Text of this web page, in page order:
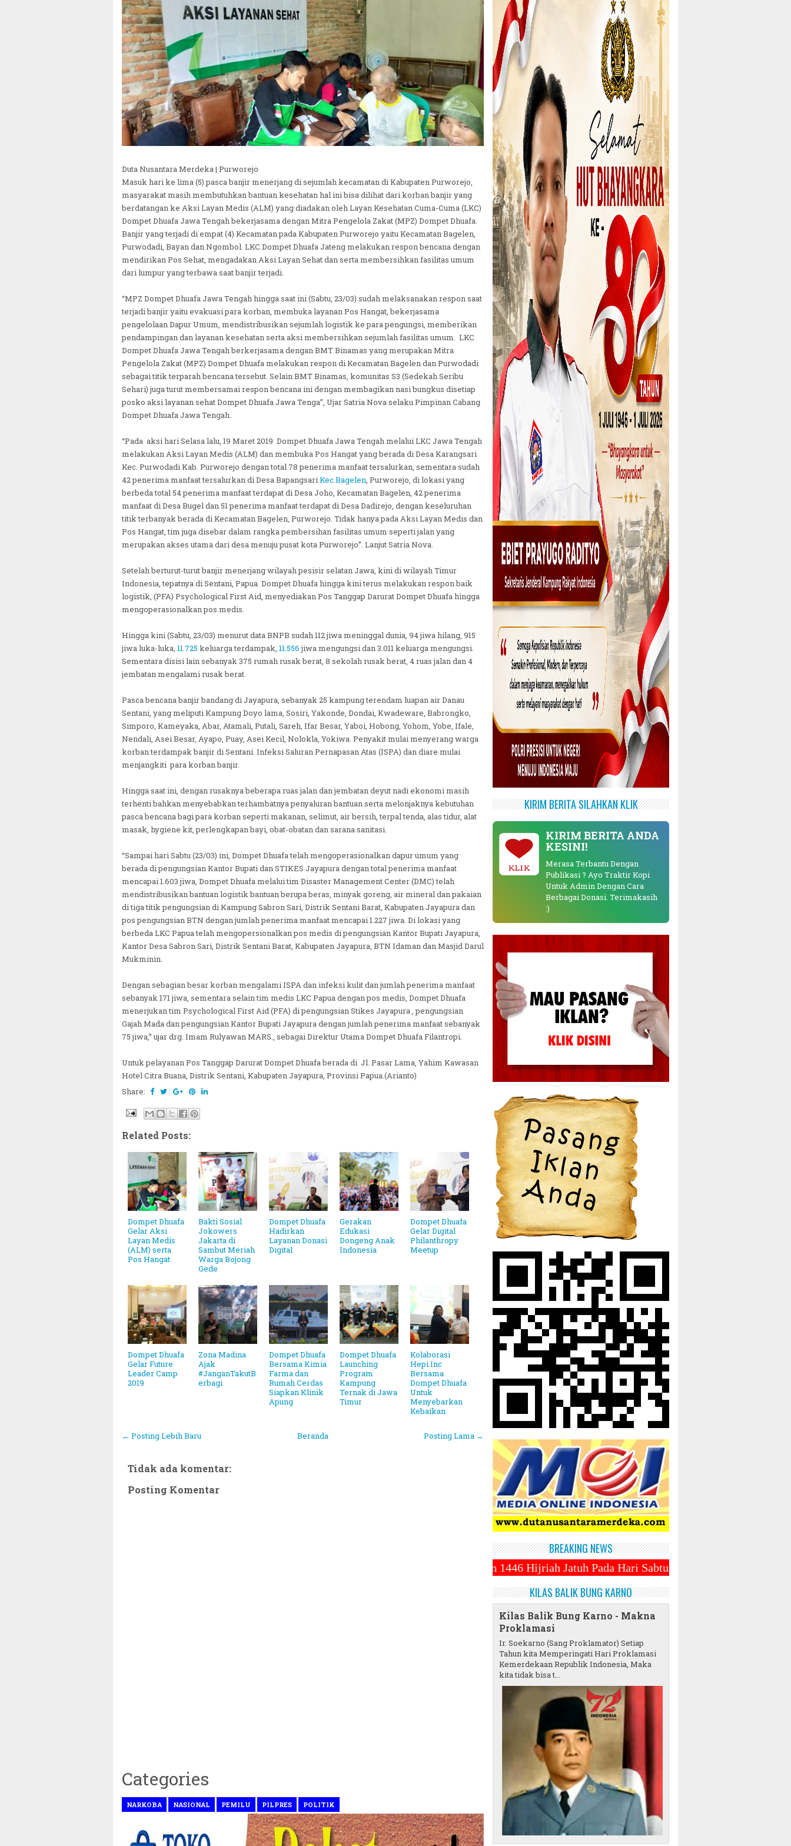
Duta Nusantara Merdeka | Purworejo
Masuk hari ke lima (5) pasca banjir menerjang di sejumlah kecamatan di Kabupaten Purworejo,
masyarakat masih membutuhkan bantuan kesehatan hal ini bisa dilihat dari korban banjir yang
berdatangan ke Aksi Layan Medis (ALM) yang diadakan oleh Layan Kesehatan Cuma-Cuma (LKC)
Dompet Dhuafa Jawa Tengah bekerjasama dengan Mitra Pengelola Zakat (MPZ) Dompet Dhuafa.
Banjir yang terjadi di empat (4) Kecamatan pada Kabupaten Purworejo yaitu Kecamatan Bagelen,
Purwodadi, Bayan dan Ngombol. LKC Dompet Dhuafa Jateng melakukan respon bencana dengan
mendirikan Pos Sehat, mengadakan Aksi Layan Sehat dan serta membersihkan fasilitas umum
dari lumpur yang terbawa saat banjir terjadi.
“MPZ Dompet Dhuafa Jawa Tengah hingga saat ini (Sabtu, 23/03) sudah melaksanakan respon saat
terjadi banjir yaitu evakuasi para korban, membuka layanan Pos Hangat, bekerjasama
pengelolaan Dapur Umum, mendistribusikan sejumlah logistik ke para pengungsi, memberikan
pendampingan dan layanan kesehatan serta aksi membersihkan sejumlah fasilitas umum. LKC
Dompet Dhuafa Jawa Tengah berkerjasama dengan BMT Binamas yang merupakan Mitra
Pengelola Zakat (MPZ) Dompet Dhuafa melakukan respon di Kecamatan Bagelen dan Purwodadi
sebagai titik terparah bencana tersebut. Selain BMT Binamas, komunitas S3 (Sedekah Seribu
Sehari) juga turut membersamai respon bencana ini dengan membagikan nasi bungkus disetiap
posko aksi layanan sehat Dompet Dhuafa Jawa Tenga”, Ujar Satria Nova selaku Pimpinan Cabang
Dompet Dhuafa Jawa Tengah.
“Pada aksi hari Selasa lalu, 19 Maret 2019 Dompet Dhuafa Jawa Tengah melalui LKC Jawa Tengah
melakukan Aksi Layan Medis (ALM) dan membuka Pos Hangat yang berada di Desa Karangsari
Kec. Purwodadi Kab. Purworejo dengan total 78 penerima manfaat tersalurkan, sementara sudah
42 penerima manfaat tersalurkan di Desa BapangsariKec.Bagelen, Purworejo, di lokasi yang
berbeda total 54 penerima manfaat terdapat di Desa Joho, Kecamatan Bagelen, 42 penerima
manfaat di Desa Bugel dan 51 penerima manfaat terdapat di Desa Dadirejo, dengan keseluruhan
titik terbanyak berada di Kecamatan Bagelen, Purworejo. Tidak hanya pada Aksi Layan Medis dan
Pos Hangat, tim juga disebar dalam rangka pembersihan fasilitas umum seperti jalan yang
merupakan akses utama dari desa menuju pusat kota Purworejo”. Lanjut Satria Nova.
Setelah berturut-turut banjir menerjang wilayah pesisir selatan Jawa, kini di wilayah Timur
Indonesia, tepatnya di Sentani, Papua. Dompet Dhuafa hingga kini terus melakukan respon baik
logistik, (PFA) Psychological First Aid, menyediakan Pos Tanggap Darurat Dompet Dhuafa hingga
mengoperasionalkan pos medis.
Hingga kini (Sabtu, 23/03) menurut data BNPB sudah 112 jiwa meninggal dunia, 94 jiwa hilang, 915
jiwa luka-luka, 11.725 keluarga terdampak, 11.556jiwa mengungsi dan 3.011 keluarga mengungsi.
Sementara disisi lain sebanyak 375 rumah rusak berat, 8 sekolah rusak berat, 4 ruas jalan dan 4
jembatan mengalami rusak berat.
Pasca bencana banjir bandang di Jayapura, sebanyak 25 kampung terendam luapan air Danau
Sentani, yang meliputi Kampung Doyo lama, Sosiri, Yakonde, Dondai, Kwadeware, Babrongko,
Simporo, Kameyaka, Abar, Atamali, Putali, Sareh, Ifar Besar, Yaboi, Hobong, Yohom, Yobe, Ifale,
Nendali, Asei Besar, Ayapo, Puay, Asei Kecil, Nolokla, Yokiwa. Penyakit mulai menyerang warga
korban terdampak banjir di Sentani. Infeksi Saluran Pernapasan Atas (ISPA) dan diare mulai
menjangkiti para korban banjir.
Hingga saat ini, dengan rusaknya beberapa ruas jalan dan jembatan deyut nadi ekonomi masih
terhenti bahkan menyebabkan terhambatnya penyaluran bantuan serta melonjaknya kebutuhan
pasca bencana bagi para korban seperti makanan, selimut, air bersih, terpal tenda, alas tidur, alat
masak, hygiene kit, perlengkapan bayi, obat-obatan dan sarana sanitasi.
“Sampai hari Sabtu (23/03) ini, Dompet Dhuafa telah mengoperasionalkan dapur umum yang
berada di pengungsian Kantor Bupati dan STIKES Jayapura dengan total penerima manfaat
mencapai 1.603 jiwa, Dompet Dhuafa melalui tim Disaster Management Center (DMC) telah
mendistribusikan bantuan logistik bantuan berupa beras, minyak goreng, air mineral dan pakaian
di tiga titik pengungsian di Kampung Sabron Sari, Distrik Sentani Barat, Kabupaten Jayapura dan
pos pengungsian BTN dengan jumlah penerima manfaat mencapai 1.227 jiwa. Di lokasi yang
berbeda LKC Papua telah mengopersionalkan pos medis di pengungsian Kantor Bupati Jayapura,
Kantor Desa Sabron Sari, Distrik Sentani Barat, Kabupaten Jayapura, BTN Idaman dan Masjid Darul
Mukminin.
Dengan sebagian besar korban mengalami ISPA dan infeksi kulit dan jumlah penerima manfaat
sebanyak 171 jiwa, sementara selain tim medis LKC Papua dengan pos medis, Dompet Dhuafa
menerjukan tim Psychological First Aid (PFA) di pengungsian Stikes Jayapura , pengungsian
Gajah Mada dan pengungsian Kantor Bupati Jayapura dengan jumlah penerima manfaat sebanyak
75 jiwa,” ujar drg. Imam Rulyawan MARS., sebagai Direktur Utama Dompet Dhuafa Filantropi.
Untuk pelayanan Pos Tanggap Darurat Dompet Dhuafa berada di Jl. Pasar Lama, Yahim Kawasan
Hotel Citra Buana, Distrik Sentani, Kabupaten Jayapura, Provinsi Papua.(Arianto)
Share:
Related Posts:
Dompet Dhuafa
Gelar Aksi
Layan Medis
(ALM) serta
Pos Hangat
Bakti Sosial
Jokowers
Jakarta di
Sambut Meriah
Warga Bojong
Gede
Dompet Dhuafa
Hadirkan
Layanan Donasi
Digital
Gerakan
Edukasi
Dongeng Anak
Indonesia
Dompet Dhuafa
Gelar Digital
Philanthropy
Meetup
Dompet Dhuafa
Gelar Future
Leader Camp
2019
Zona Madina
Ajak
#JanganTakutB
erbagi
Dompet Dhuafa
Bersama Kimia
Farma dan
Rumah Cerdas
Siapkan Klinik
Apung
Dompet Dhuafa
Launching
Program
Kampung
Ternak di Jawa
Timur
Kolaborasi
Hepi.Inc
Bersama
Dompet Dhuafa
Untuk
Menyebarkan
Kebaikan
← Posting Lebih Baru Posting Lama →
Beranda
Tidak ada komentar:
Posting Komentar
Categories
NARKOBA NASIONAL PEMILU PILPRES POLITIK
KIRIM BERITA SILAHKAN KLIK
KLIK
KIRIM BERITA ANDA
KESINI!
Merasa Terbantu Dengan
Publikasi ? Ayo Traktir Kopi
Untuk Admin Dengan Cara
Berbagai Donasi. Terimakasih
:)
BREAKING NEWS
~||~ Muhammadiyah Tetapkan 1 Ramadhan 1446 Hijriah Jatuh Pada Hari Sabtu 1 Maret 2025 ~||~ 1 Syawal Jatuh
KILAS BALIK BUNG KARNO
Kilas Balik Bung Karno - Makna
Proklamasi
Ir. Soekarno (Sang Proklamator) Setiap
Tahun kita Memperingati Hari Proklamasi
Kemerdekaan Republik Indonesia, Maka
kita tidak bisa t...